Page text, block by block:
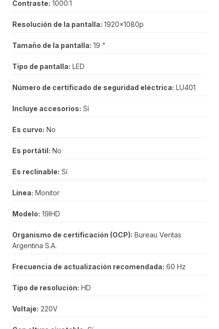
Contraste: 1000:1
Resolución de la pantalla: 1920x1080p
Tamaño de la pantalla: 19 "
Tipo de pantalla: LED
Número de certificado de seguridad eléctrica: LU401
Incluye accesorios: Sí
Es curvo: No
Es portátil: No
Es reclinable: Sí
Línea: Monitor
Modelo: 19IHD
Organismo de certificación (OCP): Bureau Veritas
Argentina S.A.
Frecuencia de actualización recomendada: 60 Hz
Tipo de resolución: HD
Voltaje: 220V